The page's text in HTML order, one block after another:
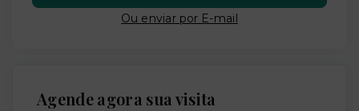
Ou enviar por E-mail
Agende agora sua visita